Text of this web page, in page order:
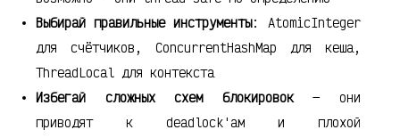
Выбирай правильные инструменты: AtomicInteger
для счётчиков, ConcurrentHashMap для кеша,
ThreadLocal для контекста
Избегай сложных схем блокировок— они
приводят к deadlock'ам и плохой